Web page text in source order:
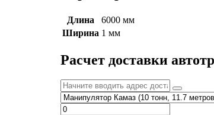
Длина
6000 мм
Ширина 1 мм
Расчет доставки